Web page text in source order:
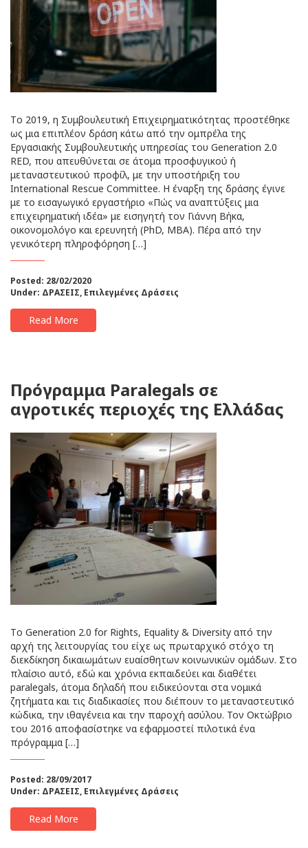
Tο 2019, η Συμβουλευτική Επιχειρηματικότητας προστέθηκε
ως μια επιπλέον δράση κάτω από την ομπρέλα της
Εργασιακής Συμβουλευτικής υπηρεσίας του Generation 2.0
RED, που απευθύνεται σε άτομα προσφυγικού ή
μεταναστευτικού προφίλ, με την υποστήριξη του
International Rescue Committee. Η έναρξη της δράσης έγινε
με το εισαγωγικό εργαστήριο «Πώς να αναπτύξεις μια
επιχειρηματική ιδέα» με εισηγητή τον Γιάννη Βήκα,
οικονομολόγο και ερευνητή (PhD, MBA). Πέρα από την
γενικότερη πληροφόρηση […]
Posted: 28/02/2020
Under: ΔΡΑΣΕΙΣ, Επιλεγμένες Δράσεις
Read More
Πρόγραμμα Paralegals σε
αγροτικές περιοχές της Ελλάδας
Tο Generation 2.0 for Rights, Equality & Diversity από την
αρχή της λειτουργίας του είχε ως πρωταρχικό στόχο τη
διεκδίκηση δικαιωμάτων ευαίσθητων κοινωνικών ομάδων. Στο
πλαίσιο αυτό, εδώ και χρόνια εκπαιδεύει και διαθέτει
paralegals, άτομα δηλαδή που ειδικεύονται στα νομικά
ζητήματα και τις διαδικασίες που διέπουν το μεταναστευτικό
κώδικα, την ιθαγένεια και την παροχή ασύλου. Τον Οκτώβριο
του 2016 αποφασίστηκε να εφαρμοστεί πιλοτικά ένα
πρόγραμμα […]
Posted: 28/09/2017
Under: ΔΡΑΣΕΙΣ, Επιλεγμένες Δράσεις
Read More